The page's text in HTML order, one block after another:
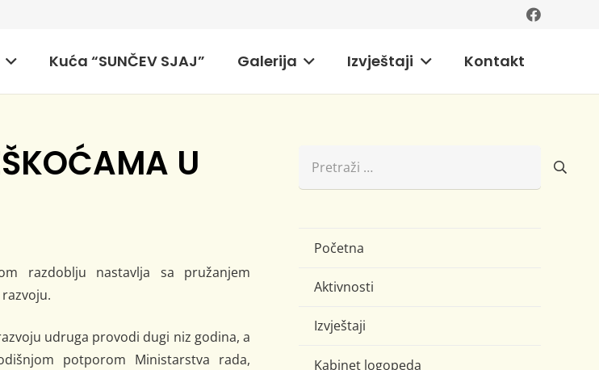
Kuća “SUNČEV SJAJ” Galerija Izvještaji Kontakt
U
razdoblju nastavlja sa pružanjem
udruga provodi dugi niz godina, a
potporom Ministarstva rada,
Početna
Aktivnosti
Izvještaji
Kabinet logopeda